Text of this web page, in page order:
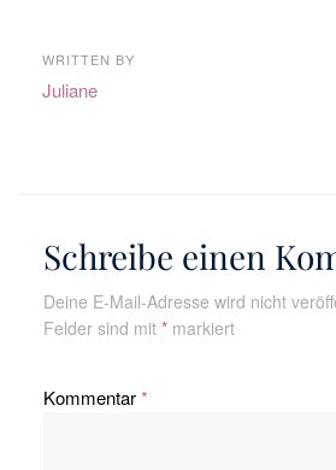
WRITTEN BY
Juliane
Schreibe einen
Deine E-Mail-Adresse wird nicht
Felder sind mit *markiert
Kommentar*